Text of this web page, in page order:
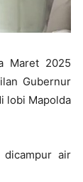
Maret 2025
Gubernur
lobi Mapolda
air